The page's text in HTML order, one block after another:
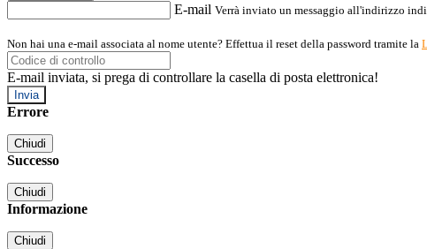
E-mail Verrà inviato un messaggio all'indirizzo
Non hai una e-mail associata al nome utente? Effettua il reset della password tramite la
E-mail inviata, si prega di controllare la casella di posta elettronica!
Errore
Chiudi
Successo
Chiudi
Informazione
Chiudi